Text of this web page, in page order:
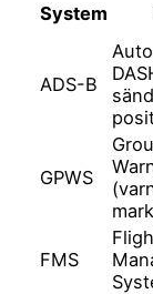
System
ADS-B
GPWS
FMS